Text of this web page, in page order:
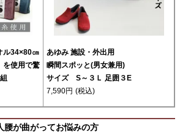
ル34×80㎝
を使用で驚
あゆみ 施設・外出用
瞬間スポッと(男女兼用)
サイズ S～３Ｌ 足囲３E
7,590円 (税込)
腰が曲がってお悩みの方